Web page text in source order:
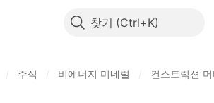
찾기
주식 비에너지 미네럴 컨스트럭션